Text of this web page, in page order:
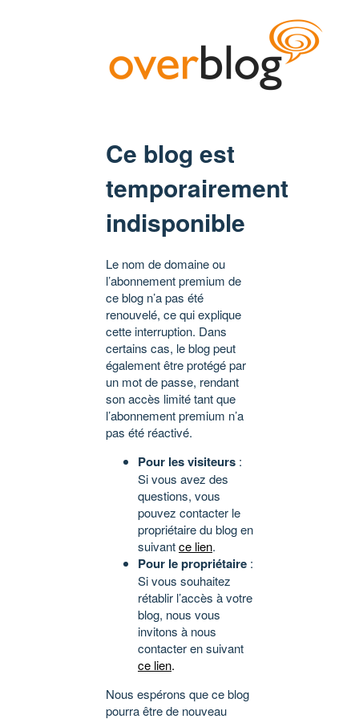
Ce blog est
temporairement
indisponible
Le nom de domaine ou
l’abonnement premium de
ce blog n’a pas été
renouvelé, ce qui explique
cette interruption. Dans
certains cas, le blog peut
également être protégé par
un mot de passe, rendant
son accès limité tant que
l’abonnement premium n’a
pas été réactivé.
Pour les visiteurs :
Si vous avez des
questions, vous
pouvez contacter le
propriétaire du blog en
suivantce lien.
Pour le propriétaire :
Si vous souhaitez
rétablir l’accès à votre
blog, nous vous
invitons à nous
contacter en suivant
ce lien.
Nous espérons que ce blog
pourra être de nouveau